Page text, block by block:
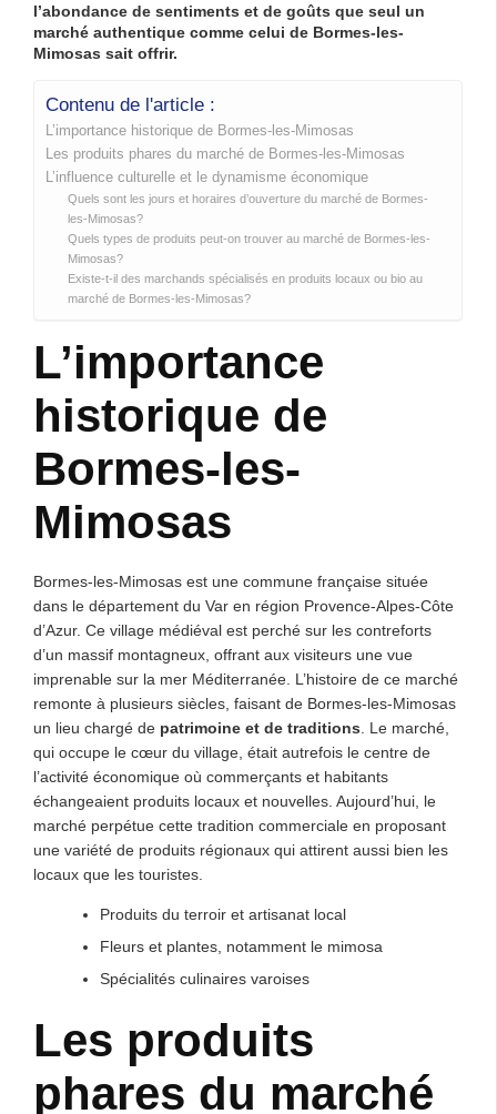
l’abondance de sentiments et de goûts que seul un
marché authentique comme celui de Bormes-les-
Mimosas sait offrir.
Contenu de l'article :
L’importance historique de Bormes-les-Mimosas
Les produits phares du marché de Bormes-les-Mimosas
L’influence culturelle et le dynamisme économique
Quels sont les jours et horaires d’ouverture du marché de Bormes-
les-Mimosas?
Quels types de produits peut-on trouver au marché de Bormes-les-
Mimosas?
Existe-t-il des marchands spécialisés en produits locaux ou bio au
marché de Bormes-les-Mimosas?
L’importance
historique de
Bormes-les-
Mimosas
Bormes-les-Mimosas est une commune française située
dans le département du Var en région Provence-Alpes-Côte
d’Azur. Ce village médiéval est perché sur les contreforts
d’un massif montagneux, offrant aux visiteurs une vue
imprenable sur la mer Méditerranée. L’histoire de ce marché
remonte à plusieurs siècles, faisant de Bormes-les-Mimosas
un lieu chargé de patrimoine et de traditions . Le marché,
qui occupe le cœur du village, était autrefois le centre de
l’activité économique où commerçants et habitants
échangeaient produits locaux et nouvelles. Aujourd’hui, le
marché perpétue cette tradition commerciale en proposant
une variété de produits régionaux qui attirent aussi bien les
locaux que les touristes.
Produits du terroir et artisanat local
Fleurs et plantes, notamment le mimosa
Spécialités culinaires varoises
Les produits
phares du marché